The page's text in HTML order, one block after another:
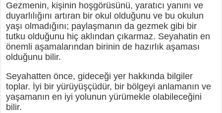
Gezmenin, kişinin hoşgörüsünü, yaratıcı yanını ve
duyarlılığını artıran bir okul olduğunu ve bu okulun
yaşı olmadığını; paylaşmanın da gezmek gibi bir
tutku olduğunu hiç aklından çıkarmaz. Seyahatin en
önemli aşamalarından birinin de hazırlık aşaması
olduğunu bilir.
Seyahatten önce, gideceği yer hakkında bilgiler
toplar. İyi bir yürüyüşçüdür, bir bölgeyi anlamanın ve
yaşamanın en iyi yolunun yürümekle olabileceğini
bilir.